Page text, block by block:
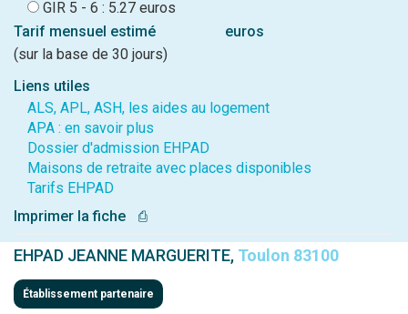
GIR 5 - 6 : 5.27 euros
Tarif mensuel estimé
euros
(sur la base de 30 jours)
Liens utiles
ALS, APL, ASH, les aides au logement
APA : en savoir plus
Dossier d'admission EHPAD
Maisons de retraite avec places disponibles
Tarifs EHPAD
Imprimer la fiche
⎙
EHPAD JEANNE MARGUERITE, Toulon 83100
Établissement partenaire